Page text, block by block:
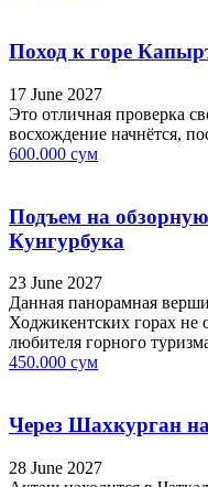
Поход к горе
17 June 2027
Это отличная проверка
восхождение начнётся,
600.000 сум
Подъем на
Кунгурбука
23 June 2027
Данная панорамная
Ходжикентских горах не
любителя горного
450.000 сум
Через Шахкурган
28 June 2027